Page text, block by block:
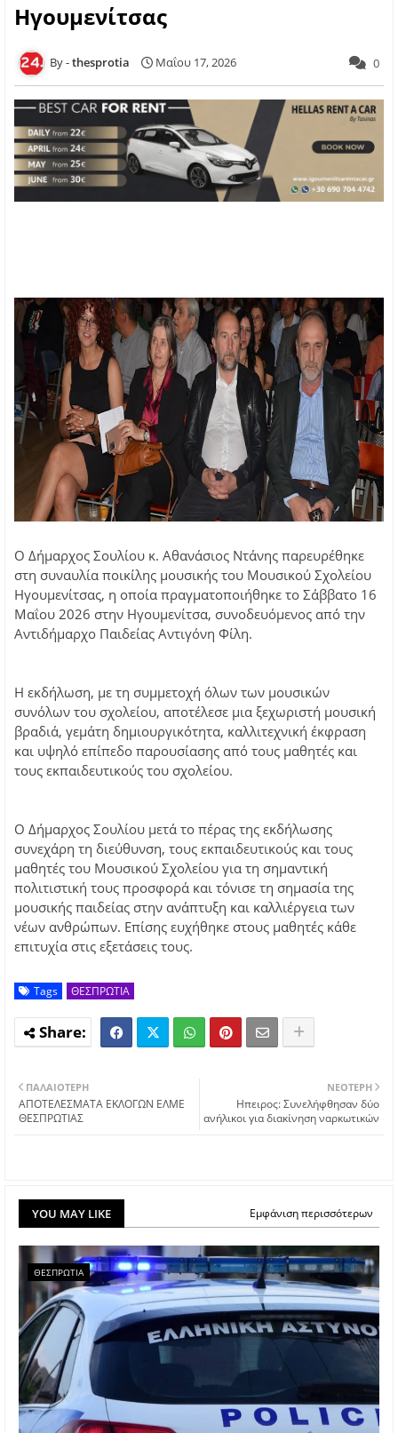
Ηγουμενίτσας
thesprotia Μαΐου 17, 2026 0
Ο Δήμαρχος Σουλίου κ. Αθανάσιος Ντάνης παρευρέθηκε
στη συναυλία ποικίλης μουσικής του Μουσικού Σχολείου
Ηγουμενίτσας, η οποία πραγματοποιήθηκε το Σάββατο 16
Μαΐου 2026 στην Ηγουμενίτσα, συνοδευόμενος από την
Αντιδήμαρχο Παιδείας Αντιγόνη Φίλη.
Η εκδήλωση, με τη συμμετοχή όλων των μουσικών
συνόλων του σχολείου, αποτέλεσε μια ξεχωριστή μουσική
βραδιά, γεμάτη δημιουργικότητα, καλλιτεχνική έκφραση
και υψηλό επίπεδο παρουσίασης από τους μαθητές και
τους εκπαιδευτικούς του σχολείου.
Ο Δήμαρχος Σουλίου μετά το πέρας της εκδήλωσης
συνεχάρη τη διεύθυνση, τους εκπαιδευτικούς και τους
μαθητές του Μουσικού Σχολείου για τη σημαντική
πολιτιστική τους προσφορά και τόνισε τη σημασία της
μουσικής παιδείας στην ανάπτυξη και καλλιέργεια των
νέων ανθρώπων. Επίσης ευχήθηκε στους μαθητές κάθε
επιτυχία στις εξετάσεις τους.
Tags ΘΕΣΠΡΩΤΙΑ
ΝΕΌΤΕΡΗ
Ηπειρος: Συνελήφθησαν δύο
ανήλικοι για διακίνηση ναρκωτικών
ΠΑΛΑΙΌΤΕΡΗ
ΑΠΟΤΕΛΕΣΜΑΤΑ ΕΚΛΟΓΩΝ ΕΛΜΕ
ΘΕΣΠΡΩΤΙΑΣ
YOU MAY LIKE Εμφάνιση περισσότερων
ΘΕΣΠΡΩΤΙΑ